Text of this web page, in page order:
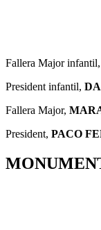
Fallera Major infantil,
President infantil,
Fallera Major,
President, PACO